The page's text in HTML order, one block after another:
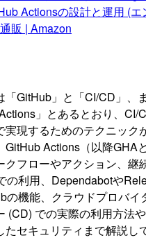
数習得します。 実装しながら設
質の高いソフトウェアをすばやく
を利用しているなら、ぜひ手
Actionsの設計と運用 (エ
販 | Amazon
「GitHub」と「CI/CD」、
」とあるとおり、CI/
現するためのテクニック
GitHub Actions（以降GHA
クフローやアクション、継
の利用、Dependabotや
の機能、クラウドプロバイ
(CD) での実際の利用方法
セキュリティまで解説し